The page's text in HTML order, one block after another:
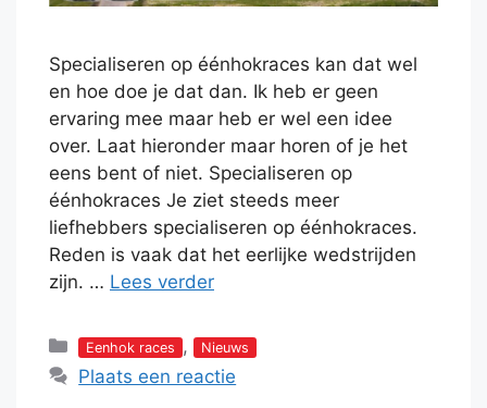
Specialiseren op éénhokraces kan dat wel
en hoe doe je dat dan. Ik heb er geen
ervaring mee maar heb er wel een idee
over. Laat hieronder maar horen of je het
eens bent of niet. Specialiseren op
éénhokraces Je ziet steeds meer
liefhebbers specialiseren op éénhokraces.
Reden is vaak dat het eerlijke wedstrijden
zijn. … Lees verder
Categorieën
Eenhok races , Nieuws
Plaats een reactie